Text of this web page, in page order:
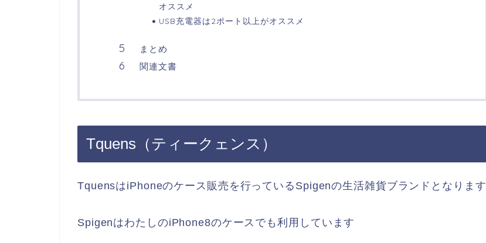
オススメ
USB充電器は2ポート以上がオススメ
まとめ
関連文書
Tquens（ティークェンス）
TquensはiPhoneのケース販売を行っているSpigenの生活雑貨ブランドとなります
SpigenはわたしのiPhone8のケースでも利用しています